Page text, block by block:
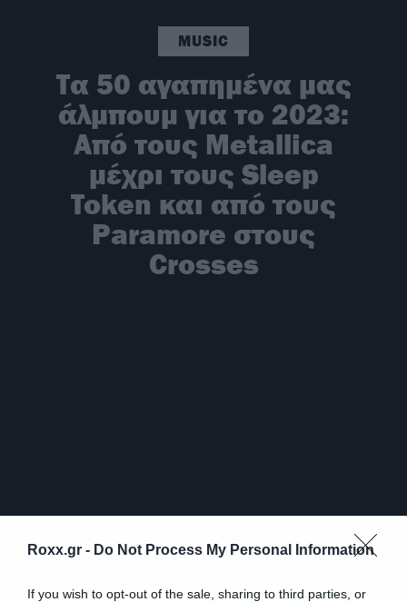
Roxx.gr - Do Not Process My Personal Information
If you wish to opt-out of the sale, sharing to third parties, or
MUSIC
Τα 50 αγαπημένα μας
άλμπουμ για το 2023:
Από τους Metallica
μέχρι τους Sleep
Token και από τους
Paramore στους
Crosses